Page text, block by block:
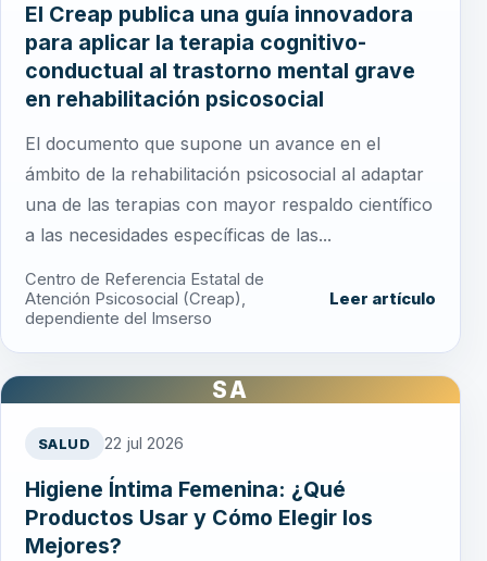
El Creap publica una guía innovadora
para aplicar la terapia cognitivo-
conductual al trastorno mental grave
en rehabilitación psicosocial
El documento que supone un avance en el
ámbito de la rehabilitación psicosocial al adaptar
una de las terapias con mayor respaldo científico
a las necesidades específicas de las...
Centro de Referencia Estatal de
Atención Psicosocial (Creap),
dependiente del Imserso
Leer artículo
SA
SALUD 22 jul 2026
Higiene Íntima Femenina: ¿Qué
Productos Usar y Cómo Elegir los
Mejores?